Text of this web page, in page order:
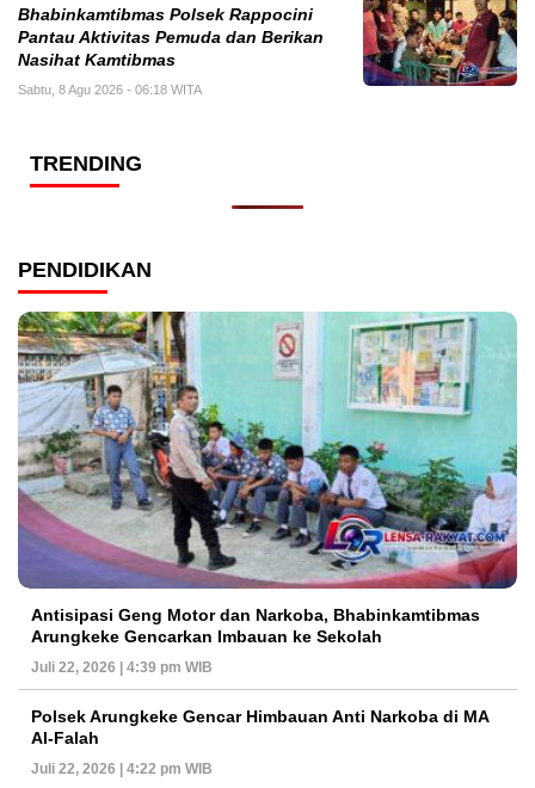
Bhabinkamtibmas Polsek Rappocini
Pantau Aktivitas Pemuda dan Berikan
Nasihat Kamtibmas
Sabtu, 8 Agu 2026 - 06:18 WITA
TRENDING
PENDIDIKAN
Antisipasi Geng Motor dan Narkoba, Bhabinkamtibmas
Arungkeke Gencarkan Imbauan ke Sekolah
Juli 22, 2026 | 4:39 pm WIB
Polsek Arungkeke Gencar Himbauan Anti Narkoba di MA
Al-Falah
Juli 22, 2026 | 4:22 pm WIB